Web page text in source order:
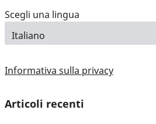
Scegli una lingua
Informativa sulla privacy
Articoli recenti